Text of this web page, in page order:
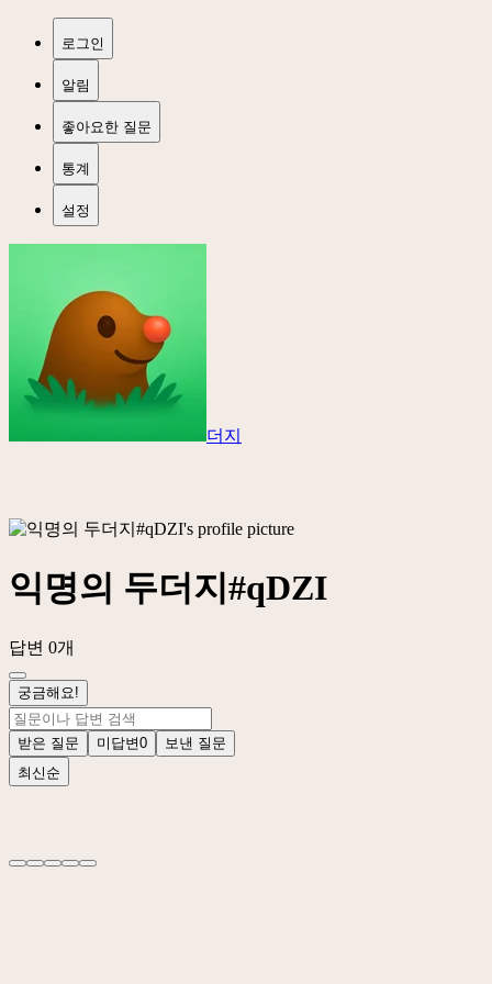
로그인
알림
좋아요한 질문
통계
설정
더지
익명의 두더지#qDZI
답변 0개
궁금해요!
받은 질문 미답변0
보낸 질문
최신순